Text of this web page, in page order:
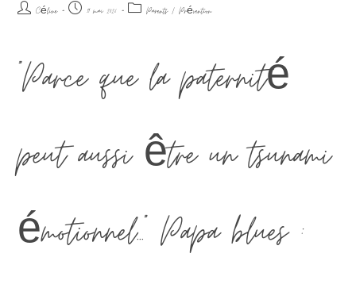
Céline 19 mai 2026 Parents / Prévention
"Parce que la paternité
peut aussi être un tsunami
émotionnel..." Papa blues :